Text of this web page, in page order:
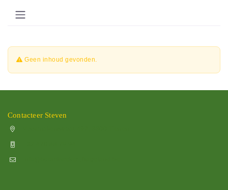
Geen inhoud gevonden.
Contacteer Steven